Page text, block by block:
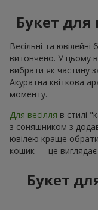
Букет для
Весільні та
витончено. У цьому
вибрати як частину
Акуратна квіткова
моменту.
Для весілля в стилі
з соняшником з
ювілею краще
кошик — це
Букет